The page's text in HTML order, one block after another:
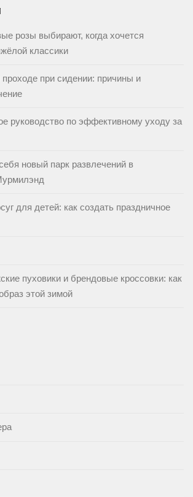
розы выбирают, когда хочется
классики
при сидении: причины и
руководство по эффективному уходу за
новый парк развлечений в
для детей: как создать праздничное
пуховики и брендовые кроссовки: как
этой зимой